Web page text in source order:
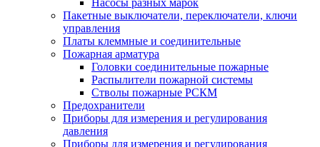
Пакетные выключатели, переключатели, ключи
управления
Платы клеммные и соединительные
Пожарная арматура
Головки соединительные пожарные
Распылители пожарной системы
Стволы пожарные РСКМ
Предохранители
Приборы для измерения и регулирования
давления
Приборы для измерения и регулирования